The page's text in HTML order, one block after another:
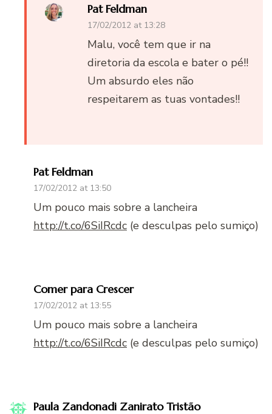
Pat Feldman
17/02/2012 at 13:28
Malu, você tem que ir na
diretoria da escola e bater o pé!!
Um absurdo eles não
respeitarem as tuas vontades!!
Pat Feldman
17/02/2012 at 13:50
Um pouco mais sobre a lancheira
http://t.co/6SiIRcdc (e desculpas pelo sumiço)
Comer para Crescer
17/02/2012 at 13:55
Um pouco mais sobre a lancheira
http://t.co/6SiIRcdc (e desculpas pelo sumiço)
Paula Zandonadi Zanirato Tristão